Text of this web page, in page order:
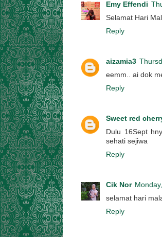
Emy Effendi
Selamat Hari
Reply
aizamia3
eemm.. ai dok
Reply
Sweet red
Dulu 16Sept
sehati sejiwa
Reply
Cik Nor
selamat hari
Reply